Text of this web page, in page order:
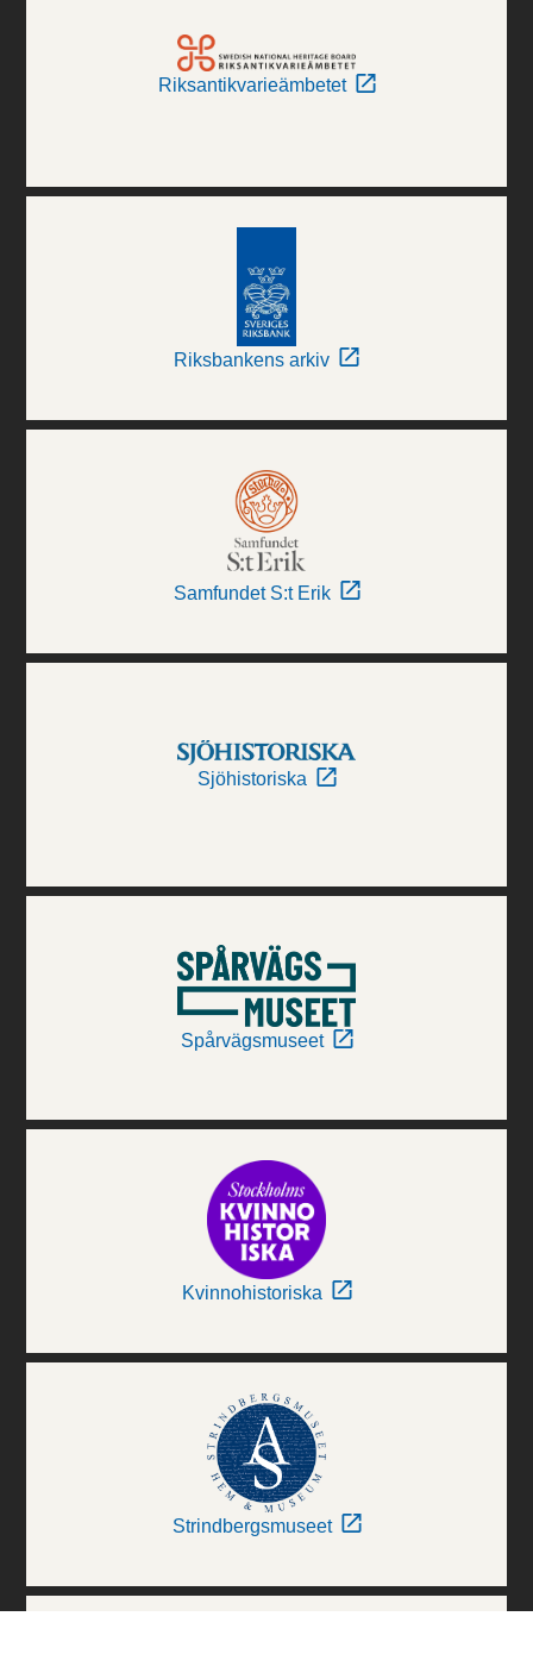
Riksantikvarieämbetet
Riksbankens arkiv
Samfundet S:t Erik
Sjöhistoriska
Spårvägsmuseet
Kvinnohistoriska
Strindbergsmuseet